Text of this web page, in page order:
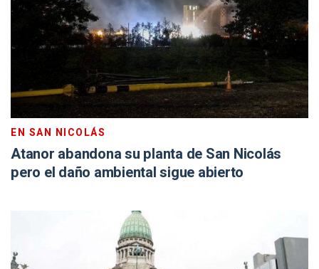
EN SAN NICOLÁS
Atanor abandona su planta de San Nicolás
pero el daño ambiental sigue abierto